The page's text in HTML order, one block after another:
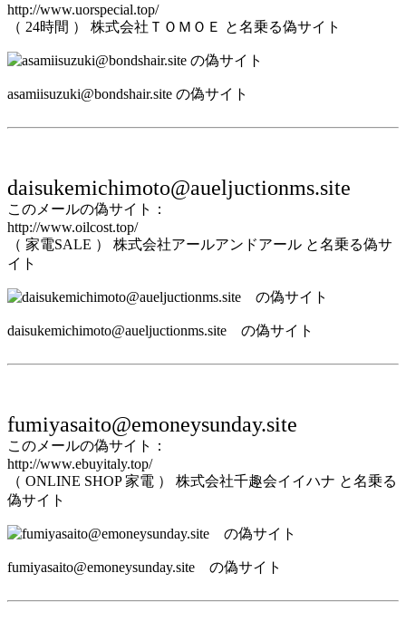
http://www.uorspecial.top/
（ 24時間 ） 株式会社ＴＯＭＯＥ と名乗る偽サイト
asamiisuzuki@bondshair.site の偽サイト
daisukemichimoto@aueljuctionms.site
このメールの偽サイト：
http://www.oilcost.top/
（ 家電SALE ） 株式会社アールアンドアール と名乗る偽サ
イト
daisukemichimoto@aueljuctionms.site の偽サイト
fumiyasaito@emoneysunday.site
このメールの偽サイト：
http://www.ebuyitaly.top/
（ ONLINE SHOP 家電 ） 株式会社千趣会イイハナ と名乗る
偽サイト
fumiyasaito@emoneysunday.site の偽サイト